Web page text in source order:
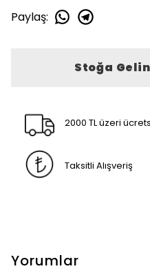
Paylaş:
Stoğa
2000 TL üzeri
Taksitli Alışveriş
Yorumlar